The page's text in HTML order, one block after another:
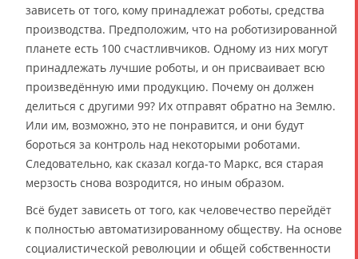
зависеть от того, кому принадлежат роботы, средства
производства. Предположим, что на роботизированной
планете есть 100 счастливчиков. Одному из них могут
принадлежать лучшие роботы, и он присваивает всю
произведённую ими продукцию. Почему он должен
делиться с другими 99? Их отправят обратно на Землю.
Или им, возможно, это не понравится, и они будут
бороться за контроль над некоторыми роботами.
Следовательно, как сказал когда-то Маркс, вся старая
мерзость снова возродится, но иным образом.
Всё будет зависеть от того, как человечество перейдёт
к полностью автоматизированному обществу. На основе
социалистической революции и общей собственности